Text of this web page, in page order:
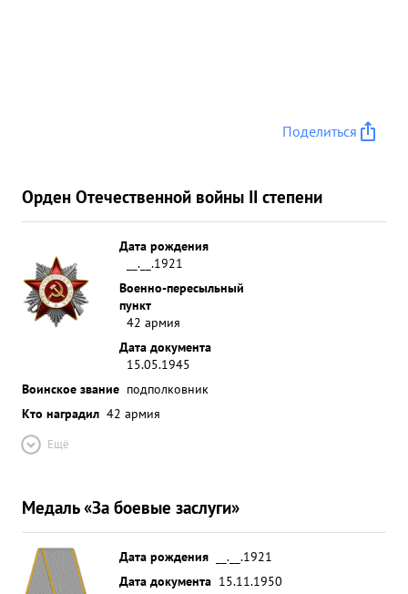
Поделиться
Орден Отечественной войны II степени
Дата рождения
__.__.1921
Военно-пересыльный
пункт
42 армия
Дата документа
15.05.1945
Воинское звание подполковник
Кто наградил 42 армия
Ещё
Медаль «За боевые заслуги»
Дата рождения
__.__.1921
Дата документа 15.11.1950